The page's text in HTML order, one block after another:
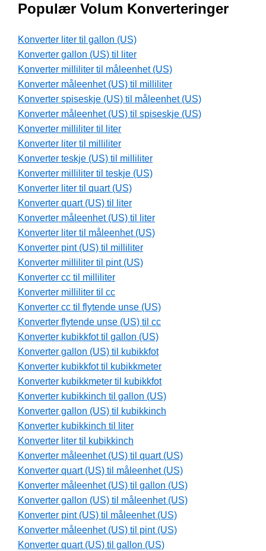
Populær Volum Konverteringer
Konverter liter til gallon (US)
Konverter gallon (US) til liter
Konverter milliliter til måleenhet (US)
Konverter måleenhet (US) til milliliter
Konverter spiseskje (US) til måleenhet (US)
Konverter måleenhet (US) til spiseskje (US)
Konverter milliliter til liter
Konverter liter til milliliter
Konverter teskje (US) til milliliter
Konverter milliliter til teskje (US)
Konverter liter til quart (US)
Konverter quart (US) til liter
Konverter måleenhet (US) til liter
Konverter liter til måleenhet (US)
Konverter pint (US) til milliliter
Konverter milliliter til pint (US)
Konverter cc til milliliter
Konverter milliliter til cc
Konverter cc til flytende unse (US)
Konverter flytende unse (US) til cc
Konverter kubikkfot til gallon (US)
Konverter gallon (US) til kubikkfot
Konverter kubikkfot til kubikkmeter
Konverter kubikkmeter til kubikkfot
Konverter kubikkinch til gallon (US)
Konverter gallon (US) til kubikkinch
Konverter kubikkinch til liter
Konverter liter til kubikkinch
Konverter måleenhet (US) til quart (US)
Konverter quart (US) til måleenhet (US)
Konverter måleenhet (US) til gallon (US)
Konverter gallon (US) til måleenhet (US)
Konverter pint (US) til måleenhet (US)
Konverter måleenhet (US) til pint (US)
Konverter quart (US) til gallon (US)